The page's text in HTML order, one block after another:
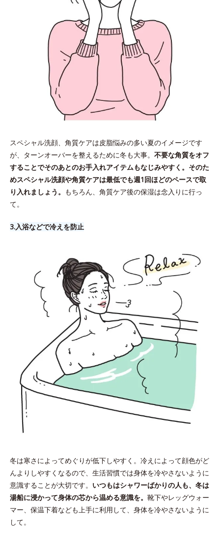
スペシャル洗顔、角質ケアは皮脂悩みの多い夏のイメージです
が、ターンオーバーを整えるために冬も大事。 不要な角質をオフ
することでそのあとのお手入れアイテムもなじみやすく。そのた
めスペシャル洗顔や角質ケアは最低でも週1回ほどのペースで取
り入れましょう。 もちろん、角質ケア後の保湿は念入りに行っ
て。
3.​入浴などで冷えを防止
冬は寒さによってめぐりが低下しやすく。冷えによって顔色がど
んよりしやすくなるので、生活習慣では身体を冷やさないように
意識することが大切です。 いつもはシャワーばかりの人も、冬は
湯船に浸かって身体の芯から温める意識を。 靴下やレッグウォー
マー、保温下着なども上手に利用して、身体を冷やさないように
して。